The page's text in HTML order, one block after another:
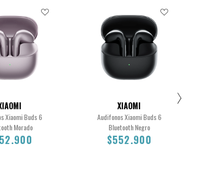
Xiaomi Buds 6
Morado
XIAOMI
Audifonos Xiaomi Buds 6
Bluetooth Negro
$552.900